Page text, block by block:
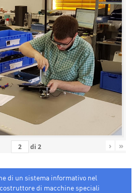
di 2 › »
di un sistema informativo nel
di macchine speciali